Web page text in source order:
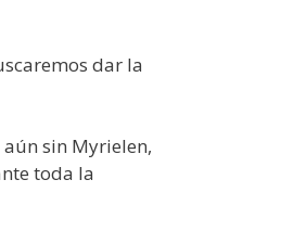
dar la
sin Myrielen,
toda la